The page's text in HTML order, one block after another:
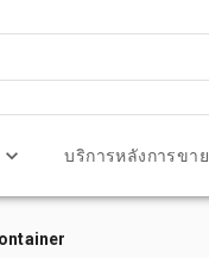
บริการหลังการขาย